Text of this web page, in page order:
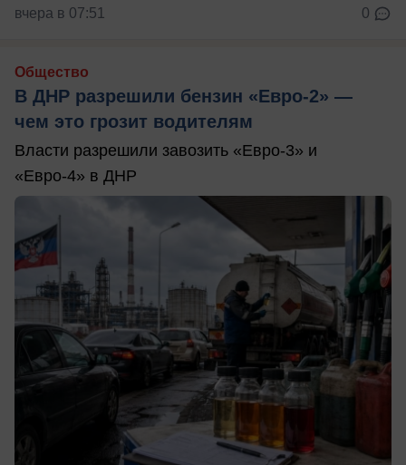
вчера в 07:51 0
Общество
В ДНР разрешили бензин «Евро-2» —
чем это грозит водителям
Власти разрешили завозить «Евро-3» и
«Евро-4» в ДНР